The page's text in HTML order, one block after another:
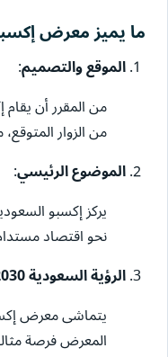
ما يميز معرض إكسبو
الموقع والتصميم:
من المقرر أن
من الزوار
الموضوع الرئيسي:
يركز إكسبو السعودية 2030 على
نحو اقتصاد
الرؤية السعودية 2030
المعرض فرصة